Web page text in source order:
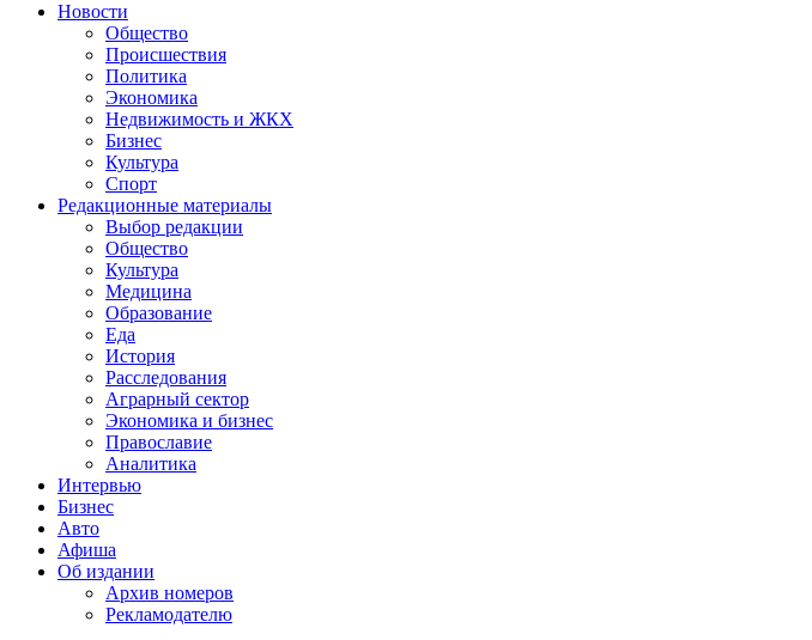
Новости
Общество
Происшествия
Политика
Экономика
Недвижимость и ЖКХ
Бизнес
Культура
Спорт
Редакционные материалы
Выбор редакции
Общество
Культура
Медицина
Образование
Еда
История
Расследования
Аграрный сектор
Экономика и бизнес
Православие
Аналитика
Интервью
Бизнес
Авто
Афиша
Об издании
Архив номеров
Рекламодателю